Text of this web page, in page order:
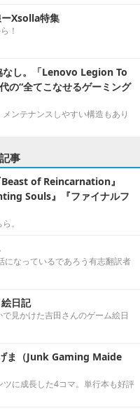
Xsolla特集
！
なし。「Lenovo Legion To
“全てこなせるゲーミング
ンテナンスしやすい構造もあり
事
of Reincarnation』
Souls』『ファイナルフ
。
になっているであろう有志翻訳者
日記
見かけた吉田さんのゲーム絵日
ま（Junk Gaming Maide
に成長した4コマ。単行本も好評